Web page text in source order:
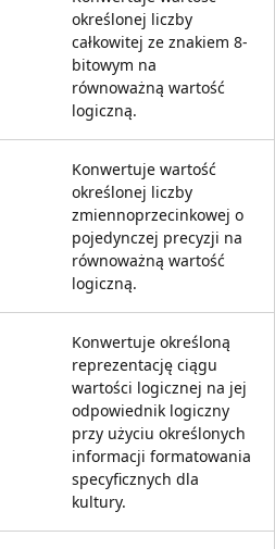
określonej liczby
całkowitej ze znakiem 8-
bitowym na
równoważną wartość
logiczną.
Konwertuje wartość
określonej liczby
zmiennoprzecinkowej o
pojedynczej precyzji na
równoważną wartość
logiczną.
Konwertuje określoną
reprezentację ciągu
wartości logicznej na jej
odpowiednik logiczny
przy użyciu określonych
informacji formatowania
specyficznych dla
kultury.